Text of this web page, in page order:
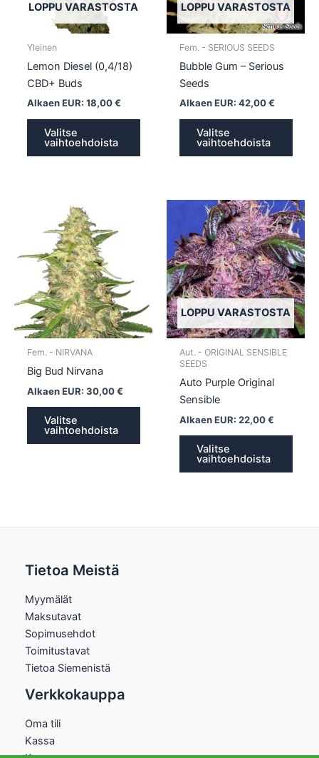
LOPPU VARASTOSTA
Yleinen
Lemon Diesel (0,4/18)
CBD+ Buds
Alkaen EUR: 18,00€
Valitse
vaihtoehdoista
LOPPU VARASTOSTA
Fem. - SERIOUS SEEDS
Bubble Gum – Serious
Seeds
Alkaen EUR: 42,00€
Valitse
vaihtoehdoista
Fem. - NIRVANA
Big Bud Nirvana
Alkaen EUR: 30,00€
Valitse
vaihtoehdoista
useampi
muunnelma.
tehdä
valinnat
LOPPU VARASTOSTA
Aut. - ORIGINAL SENSIBLE
SEEDS
Auto Purple Original
Sensible
Alkaen EUR: 22,00€
Valitse
vaihtoehdoista
Tällä
on
Voit
tehdä
Tietoa Meistä
Myymälät
Maksutavat
Sopimusehdot
Toimitustavat
Tietoa Siemenistä
Verkkokauppa
Oma tili
Kassa